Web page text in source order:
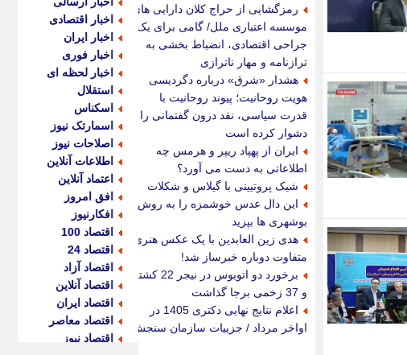
رمزگشایی از حراج کلان دارایی های
موسسه اعتباری ملل/ گامی برای یک
جراحی اقتصادی، انضباط بخشی به
ترازنامه و مهار ناترازی
هشدار «شرق» درباره دگردیسی
هویت روحانیت؛ پیوند روحانیت با
قدرت سیاسی، نقد درون گفتمانی را
دشوار کرده است
ایران از پهپاد ریپر و هرمس چه
اطلاعاتی به دست می آورد؟
شیک پروتیینی با گیلاس و شکلات
این دال عدس خوشمزه را به روش
بوشهری ها بپزید
هدی زین العابدین با یک عکس هنری
متفاوت دوباره خبرساز شد!
برخورد دو اتوبوس در نیجر 22 کشته
و 37 زخمی برجا گذاشت
اعلام نتایج نهایی دکتری 1405 در
اواخر مرداد / جزییات سازمان سنجش
اخبار اقتصادی
اخبار ایران
اخبار فوری
اخبار لحظه ای
استقلال
اسکناس
اسمارتک نیوز
اصلاحات نیوز
اطلاعات آنلاین
اعتماد آنلاین
افق امروز
افکارنیوز
اقتصاد 100
اقتصاد 24
اقتصاد آزاد
اقتصاد آنلاین
اقتصاد ایران
اقتصاد معاصر
اقتصاد نیوز